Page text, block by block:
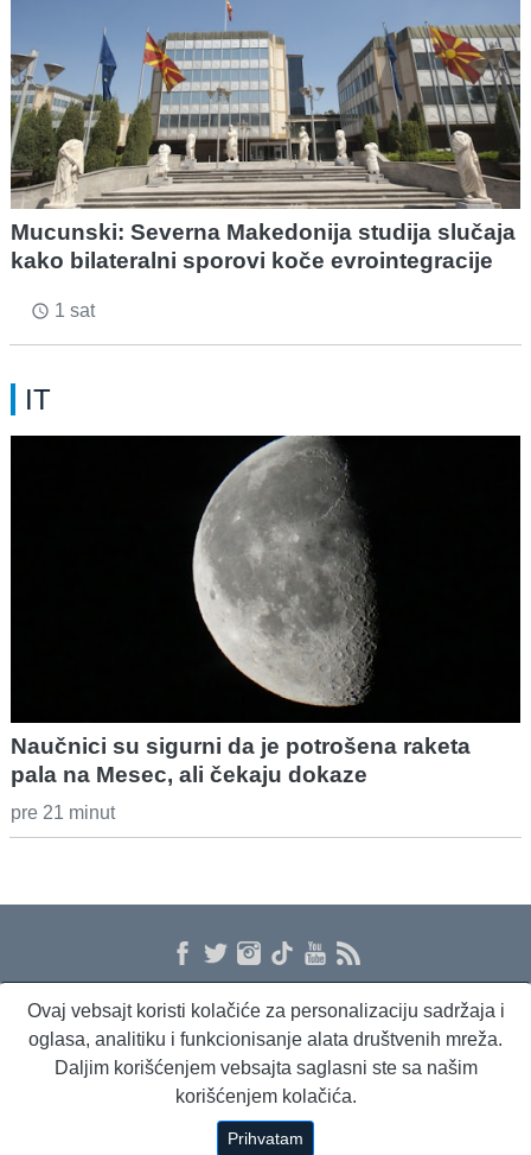
Mucunski: Severna Makedonija studija slučaja
kako bilateralni sporovi koče evrointegracije
access_time 1 sat
IT
Naučnici su sigurni da je potrošena raketa
pala na Mesec, ali čekaju dokaze
pre 21 minut
O nama Proizvodi i usluge Politika privatnosti Kontakt RSS
Dnevni evropski servis
Ovaj vebsajt koristi kolačiće za personalizaciju sadržaja i
oglasa, analitiku i funkcionisanje alata društvenih mreža.
Daljim korišćenjem vebsajta saglasni ste sa našim
korišćenjem kolačića.
Prihvatam